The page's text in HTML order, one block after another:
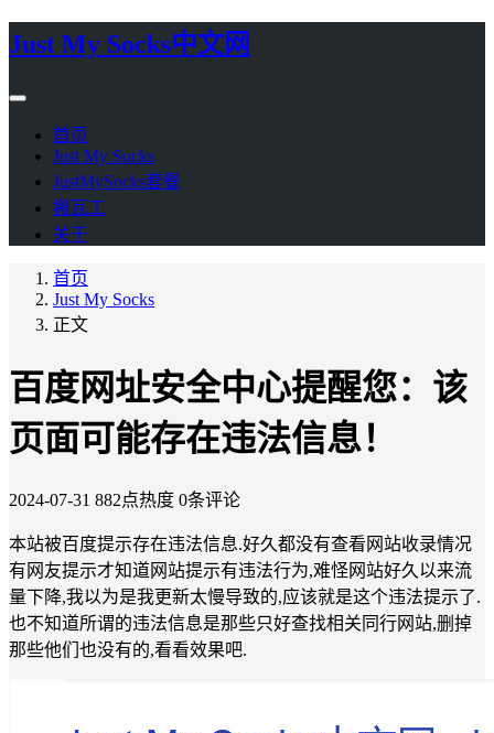
Just My Socks中文网
首页
Just My Socks
JustMySocks套餐
搬瓦工
关于
首页
Just My Socks
正文
百度网址安全中心提醒您：该
页面可能存在违法信息！
2024-07-31 882点热度 0条评论
本站被百度提示存在违法信息.好久都没有查看网站收录情况
有网友提示才知道网站提示有违法行为,难怪网站好久以来流
量下降,我以为是我更新太慢导致的,应该就是这个违法提示了.
也不知道所谓的违法信息是那些只好查找相关同行网站,删掉
那些他们也没有的,看看效果吧.